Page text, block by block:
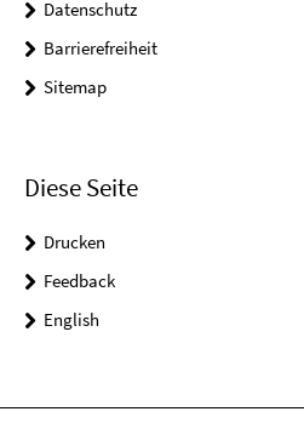
Datenschutz
Barrierefreiheit
Sitemap
Diese Seite
Drucken
Feedback
English